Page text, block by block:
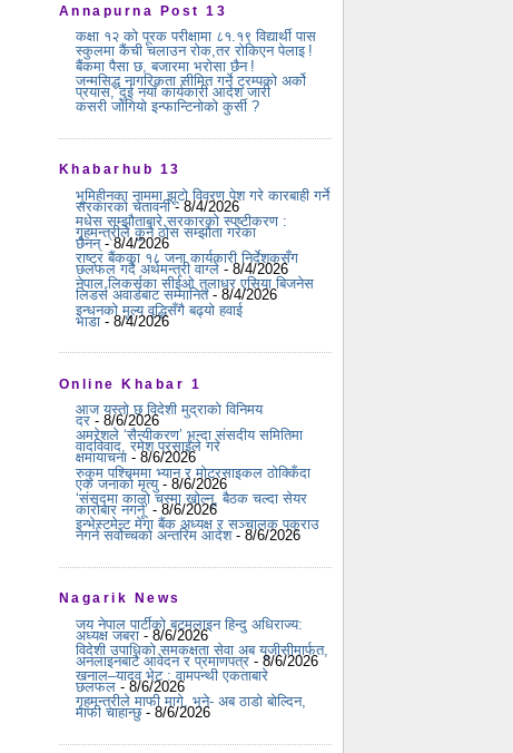
Annapurna Post 13
कक्षा १२ को पूरक परीक्षामा ८१.१९ विद्यार्थी पास
स्कुलमा कैंची चलाउन रोक,तर रोकिएन पेलाइ !
बैंकमा पैसा छ, बजारमा भरोसा छैन !
जन्मसिद्ध नागरिकता सीमित गर्ने ट्रम्पको अर्को
प्रयास, दुई नयाँ कार्यकारी आदेश जारी
कसरी जोगियो इन्फान्टिनोको कुर्सी ?
Khabarhub 13
भूमिहीनका नाममा झूटो विवरण पेश गरे कारबाही गर्ने
सरकारको चेतावनी- 8/4/2026
मधेस सम्झौताबारे सरकारको स्पष्टीकरण :
गृहमन्त्रीले कुनै ठोस सम्झौता गरेका
छैनन्- 8/4/2026
राष्ट्र बैंकका १८ जना कार्यकारी निर्देशकसँग
छलफल गर्दै अर्थमन्त्री वाग्ले - 8/4/2026
नेपाल लिकर्सका सीईओ तुलाधर एसिया बिजनेस
लिडर्स अवार्डबाट सम्मानित- 8/4/2026
इन्धनको मूल्य वृद्धिसँगै बढ्यो हवाई
भाडा- 8/4/2026
Online Khabar 1
आज यस्तो छ विदेशी मुद्राको विनिमय
दर - 8/6/2026
अमरेशले ‘सैन्यीकरण’ भन्दा संसदीय समितिमा
वादविवाद, रमेश प्रसाईंले गरे
क्षमायाचना - 8/6/2026
रुकुम पश्चिममा भ्यान र मोटरसाइकल ठोक्किँदा
एक जनाको मृत्यु- 8/6/2026
‘संसद्‍मा कालो चस्मा खोल्नू, बैठक चल्दा सेयर
कारोबार नगर्नू’ - 8/6/2026
इन्भेस्टमेन्ट मेगा बैंक अध्यक्ष र सञ्चालक पक्राउ
नगर्न सर्वोच्चको अन्तरिम आदेश- 8/6/2026
Nagarik News
जय नेपाल पार्टीको बटमलाइन हिन्दु अधिराज्य:
अध्यक्ष जबरा - 8/6/2026
विदेशी उपाधिको समकक्षता सेवा अब यूजीसीमार्फत,
अनलाइनबाटै आवेदन र प्रमाणपत्र - 8/6/2026
खनाल–यादव भेट : वामपन्थी एकताबारे
छलफल - 8/6/2026
गृहमन्त्रीले माफी मागे, भने- अब ठाडो बोल्दिन,
माफी चाहान्छु- 8/6/2026